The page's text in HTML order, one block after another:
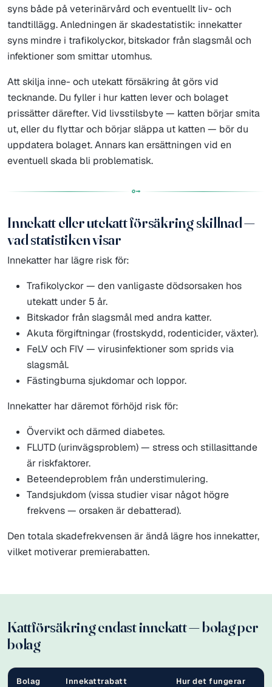
syns både på veterinärvård och eventuellt liv- och
tandtillägg. Anledningen är skadestatistik: innekatter
syns mindre i trafikolyckor, bitskador från slagsmål och
infektioner som smittar utomhus.
Att skilja inne- och utekatt försäkring åt görs vid
tecknande. Du fyller i hur katten lever och bolaget
prissätter därefter. Vid livsstilsbyte — katten börjar smita
ut, eller du flyttar och börjar släppa ut katten — bör du
uppdatera bolaget. Annars kan ersättningen vid en
eventuell skada bli problematisk.
Innekatt eller utekatt försäkring skillnad —
vad statistiken visar
Innekatter har lägre risk för:
Trafikolyckor — den vanligaste dödsorsaken hos
utekatt under 5 år.
Bitskador från slagsmål med andra katter.
Akuta förgiftningar (frostskydd, rodenticider, växter).
FeLV och FIV — virusinfektioner som sprids via
slagsmål.
Fästingburna sjukdomar och loppor.
Innekatter har däremot förhöjd risk för:
Övervikt och därmed diabetes.
FLUTD (urinvägsproblem) — stress och stillasittande
är riskfaktorer.
Beteendeproblem från understimulering.
Tandsjukdom (vissa studier visar något högre
frekvens — orsaken är debatterad).
Den totala skadefrekvensen är ändå lägre hos innekatter,
vilket motiverar premierabatten.
Kattförsäkring endast innekatt — bolag per
bolag
Bolag Innekattrabatt Hur det fungerar